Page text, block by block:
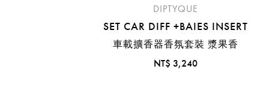
DIPTYQUE
SET CAR DIFF +BAIES INSERT
車載擴香器香氛套裝 漿果香
NT$ 3,240